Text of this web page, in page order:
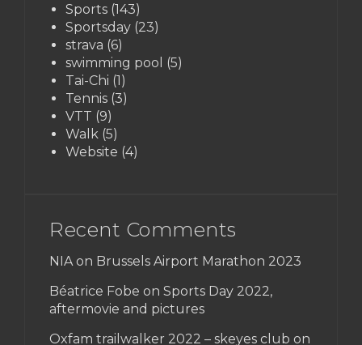
Sports (143)
Sportsday (23)
strava (6)
swimming pool (5)
Tai-Chi (1)
Tennis (3)
VTT (9)
Walk (5)
Website (4)
Recent Comments
NIA on Brussels Airport Marathon 2023
Béatrice Fobe on Sports Day 2022,
aftermovie and pictures
Oxfam trailwalker 2022 – skeyes club on